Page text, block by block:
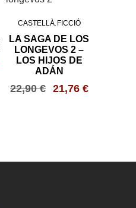
CASTELLÀ, FICCIÓ
LA SAGA DE LOS
LONGEVOS 2 –
LOS HIJOS DE
ADÁN
22,90€ 21,76 €